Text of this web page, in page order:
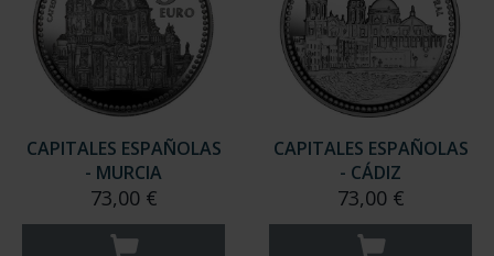
CAPITALES ESPAÑOLAS
- MURCIA
73,00 €
CAPITALES ESPAÑOLAS
- CÁDIZ
73,00 €